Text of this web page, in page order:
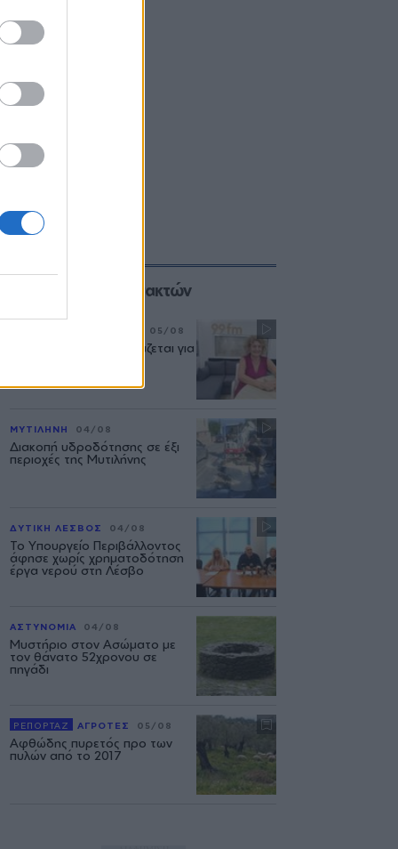
Επιλογές των Συντακτών
05/08
«Η ασφάλεια δεν θυσιάζεται για
ΜΥΤΙΛΗΝΗ 04/08
Διακοπή υδροδότησης σε έξι
περιοχές της Μυτιλήνης
ΔΥΤΙΚΗ ΛΕΣΒΟΣ 04/08
Το Υπουργείο Περιβάλλοντος
άφησε χωρίς χρηματοδότηση
έργα νερού στη Λέσβο
ΑΣΤΥΝΟΜΙΑ 04/08
Μυστήριο στον Ασώματο με
τον θάνατο 52χρονου σε
πηγάδι
ΡΕΠΟΡΤΑΖ ΑΓΡΟΤΕΣ 05/08
Αφθώδης πυρετός προ των
πυλών από το 2017